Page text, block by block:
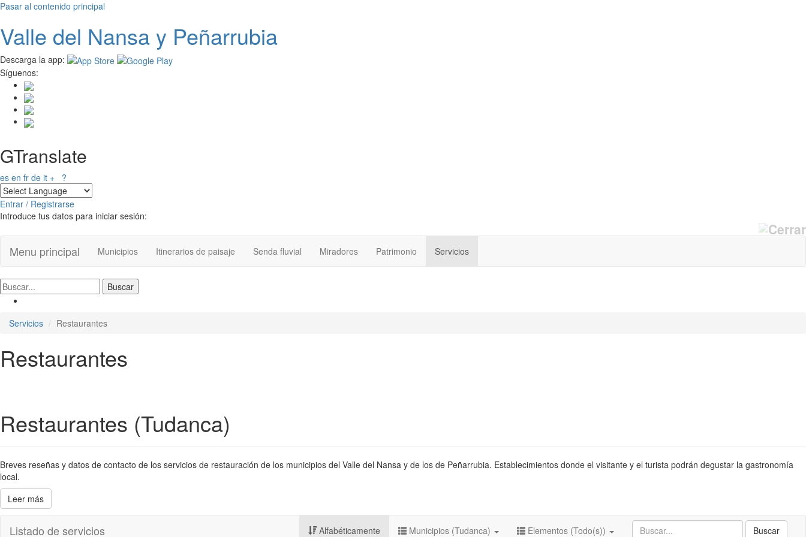
Pasar al contenido principal
Valle del Nansay Peñarrubia
Descarga la app:
Síguenos:
GTranslate
es en fr de it + ?
Entrar / Registrarse
Introduce tus datos para iniciar sesión:
Menu principal Municipios Itinerarios de paisaje Senda fluvial Miradores Patrimonio Servicios
Servicios Restaurantes
Restaurantes
Restaurantes (Tudanca)
Breves reseñas y datos de contacto de los servicios de restauración de los municipios del Valle del Nansa y de los de Peñarrubia. Establecimientos donde el visitante y el turista podrán degustar la gastronomía
local.
Leer más
Listado de servicios Buscar
Alfabéticamente Municipios (Tudanca) Elementos (Todo(s))